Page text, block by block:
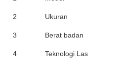
2 Ukuran
3 Berat badan
4 Teknologi Las